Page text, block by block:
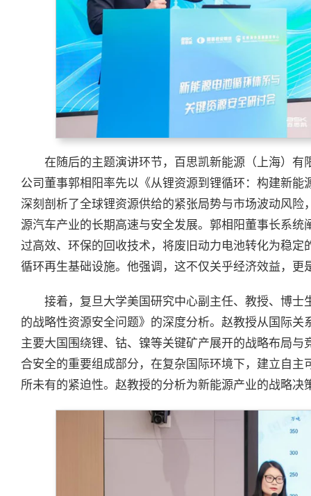
在随后的主题演讲环节，百思凯新能源（上海）
公司董事郭相阳率先以《从锂资源到锂循环：构建新
深刻剖析了全球锂资源供给的紧张局势与市场波动风
源汽车产业的长期高速与安全发展。郭相阳董事长系
过高效、环保的回收技术，将废旧动力电池转化为稳定
循环再生基础设施。他强调，这不仅关乎经济效益，
接着，复旦大学美国研究中心副主任、教授、博
的战略性资源安全问题》的深度分析。赵教授从国际
主要大国围绕锂、钴、镍等关键矿产展开的战略布局
合安全的重要组成部分，在复杂国际环境下，建立自
所未有的紧迫性。赵教授的分析为新能源产业的战略